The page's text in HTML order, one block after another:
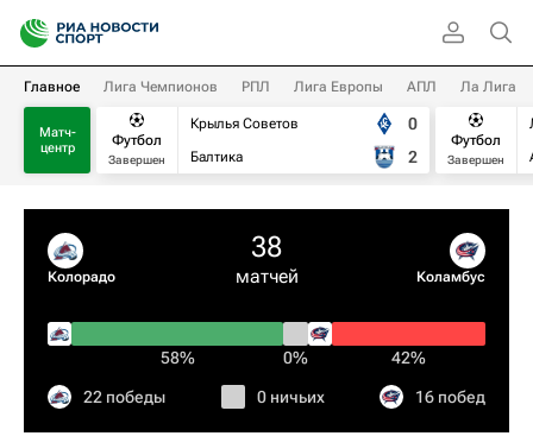
Главное Лига Чемпионов РПЛ Лига Европы АПЛ Ла Лига
Матч-
центр
Футбол
Завершен
Крылья Советов
Балтика
0
2
Футбол
Завершен
Колорадо
38
матчей Коламбус
58% 0% 42%
22 победы 0 ничьих 16 побед